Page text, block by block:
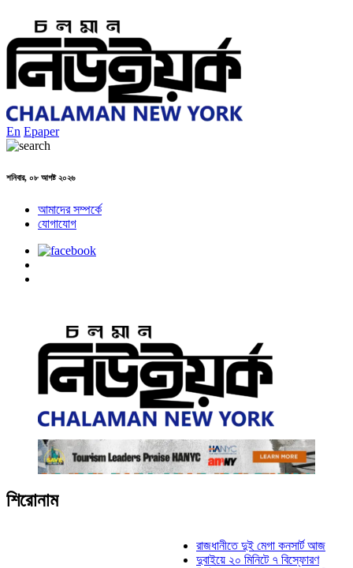
En Epaper
শনিবার, ০৮ আগষ্ট ২০২৬
আমাদের সম্পর্কে
যোগাযোগ
শিরোনাম
রাজধানীতে দুই মেগা কনসার্ট আজ
দুবাইয়ে ২০ মিনিটে ৭ বিস্ফোরণ